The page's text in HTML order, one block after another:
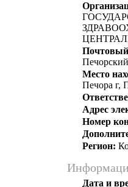
Почтовый
Место
Печора г,
Адрес
Номер
Регион:
Дата и